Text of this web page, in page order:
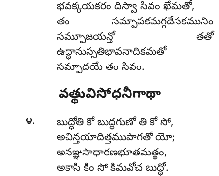
భవక్కయకరం దిస్వా సివం ఖేమతో,
తం సమ్పాపకమగ్గదేసకమునిం
సమ్పూజయన్తో తతో
ఉద్ధానుస్సతిభావనాదికమతో
సమ్పాదయే తం సివం.
వత్థువిసోధనీగాథా
౪.
బుద్ధోతి కో బుద్ధగుణో తి కో సో,
అచిన్తయాదిత్తముపాగతో యో;
అనఞ్ఞసాధారణభూతమత్థం,
అకాసి కిం సో కిమవోచ బుద్ధో.